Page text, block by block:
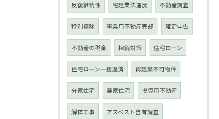
反復継続性 宅建業法違反 不動産調査
特別控除 事業用不動産売却 確定申告
不動産の税金 相続対策 住宅ローン
住宅ローン一括返済 再建築不可物件
分家住宅 農家住宅 投資用不動産
解体工事 アスベスト含有調査